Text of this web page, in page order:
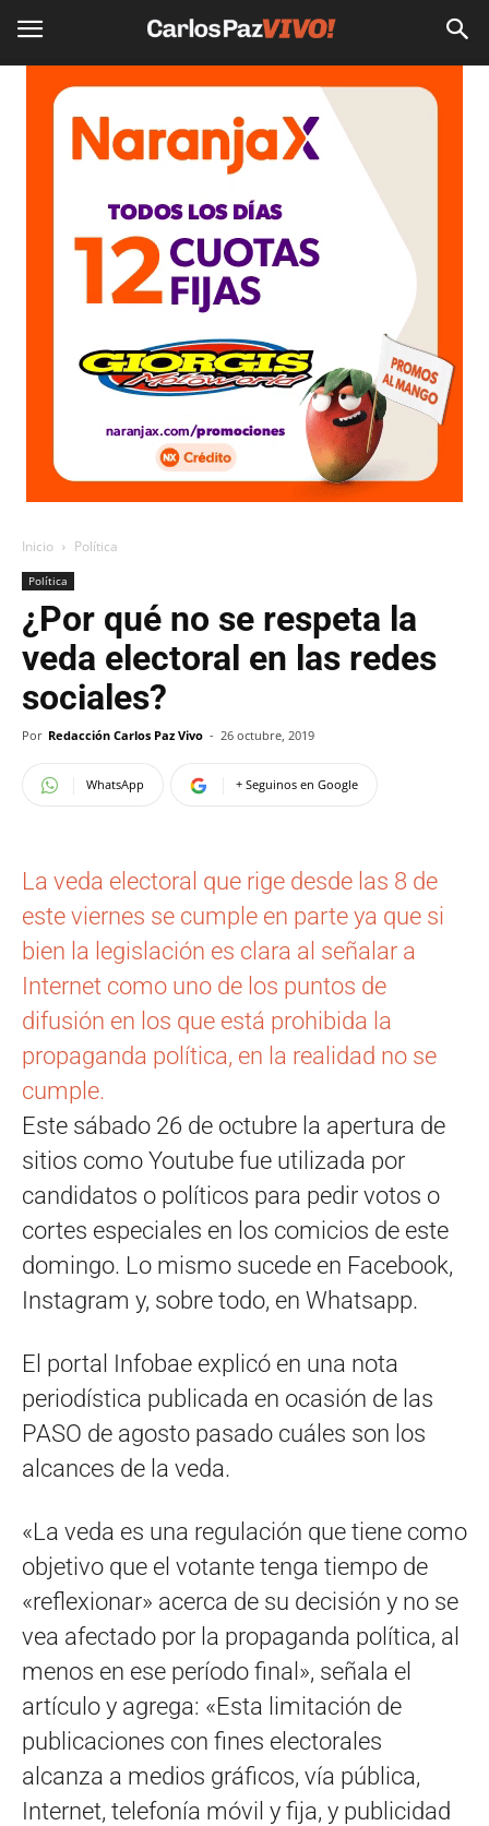
Inicio Política
Política
¿Por qué no se respeta la
veda electoral en las redes
sociales?
Por Redacción Carlos Paz Vivo - 26 octubre, 2019
WhatsApp + Seguinos en Google
La veda electoral que rige desde las 8 de
este viernes se cumple en parte ya que si
bien la legislación es clara al señalar a
Internet como uno de los puntos de
difusión en los que está prohibida la
propaganda política, en la realidad no se
cumple.
Este sábado 26 de octubre la apertura de
sitios como Youtube fue utilizada por
candidatos o políticos para pedir votos o
cortes especiales en los comicios de este
domingo. Lo mismo sucede en Facebook,
Instagram y, sobre todo, en Whatsapp.
El portal Infobae explicó en una nota
periodística publicada en ocasión de las
PASO de agosto pasado cuáles son los
alcances de la veda.
«La veda es una regulación que tiene como
objetivo que el votante tenga tiempo de
«reflexionar» acerca de su decisión y no se
vea afectado por la propaganda política, al
menos en ese período final», señala el
artículo y agrega: «Esta limitación de
publicaciones con fines electorales
alcanza a medios gráficos, vía pública,
Internet, telefonía móvil y fija, y publicidad